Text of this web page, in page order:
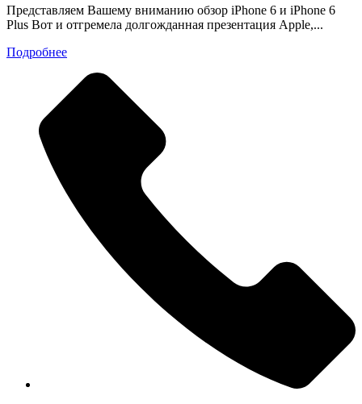
Представляем Вашему вниманию обзор iPhone 6 и iPhone 6
Plus Вот и отгремела долгожданная презентация Apple,...
Подробнее